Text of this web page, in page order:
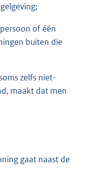
of één
buiten die
zelfs niet-
maakt dat men
gaat naast de